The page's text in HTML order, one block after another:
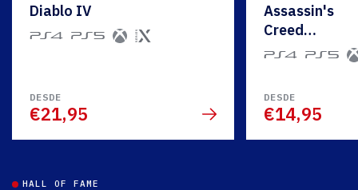
Diablo IV
DESDE
€21,95
Assassin's
Creed
Mirage
DESDE
€14,95
HALL OF FAME